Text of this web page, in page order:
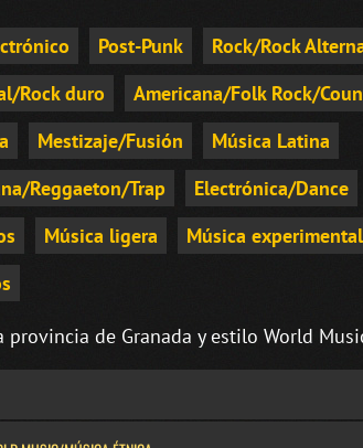
Post-Punk
Rock/Rock
Rock duro Americana/Folk Rock/
Mestizaje/Fusión
Música Latina
Reggaeton/Trap Electrónica/Dance
Música ligera Música experimental
de Granada y estilo World